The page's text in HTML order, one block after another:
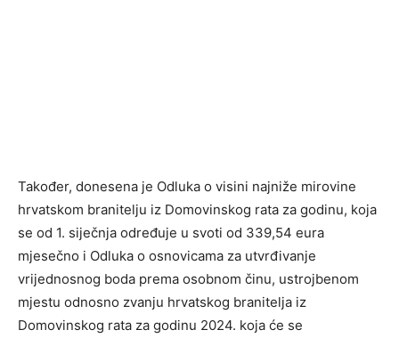
Također, donesena je Odluka o visini najniže mirovine
hrvatskom branitelju iz Domovinskog rata za godinu, koja
se od 1. siječnja određuje u svoti od 339,54 eura
mjesečno i Odluka o osnovicama za utvrđivanje
vrijednosnog boda prema osobnom činu, ustrojbenom
mjestu odnosno zvanju hrvatskog branitelja iz
Domovinskog rata za godinu 2024. koja će se